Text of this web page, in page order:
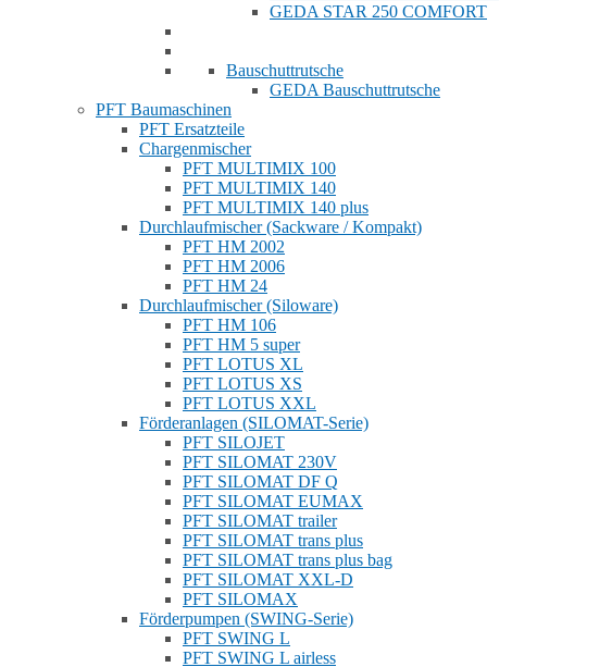
GEDA STAR 250 COMFORT
Bauschuttrutsche
GEDA Bauschuttrutsche
PFT Baumaschinen
PFT Ersatzteile
Chargenmischer
PFT MULTIMIX 100
PFT MULTIMIX 140
PFT MULTIMIX 140 plus
Durchlaufmischer (Sackware / Kompakt)
PFT HM 2002
PFT HM 2006
PFT HM 24
Durchlaufmischer (Siloware)
PFT HM 106
PFT HM 5 super
PFT LOTUS XL
PFT LOTUS XS
PFT LOTUS XXL
Förderanlagen (SILOMAT-Serie)
PFT SILOJET
PFT SILOMAT 230V
PFT SILOMAT DF Q
PFT SILOMAT EUMAX
PFT SILOMAT trailer
PFT SILOMAT trans plus
PFT SILOMAT trans plus bag
PFT SILOMAT XXL-D
PFT SILOMAX
Förderpumpen (SWING-Serie)
PFT SWING L
PFT SWING L airless